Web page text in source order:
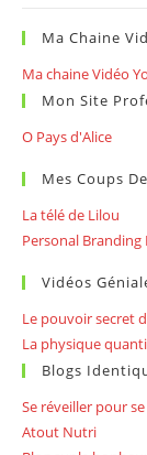
Ma Chaine
Ma chaine Vidéo
Mon Site
O Pays d'Alice
Mes Coups
La télé de Lilou
Personal Branding
Vidéos
Le pouvoir secret
La physique
Blogs
Se réveiller pour
Atout Nutri